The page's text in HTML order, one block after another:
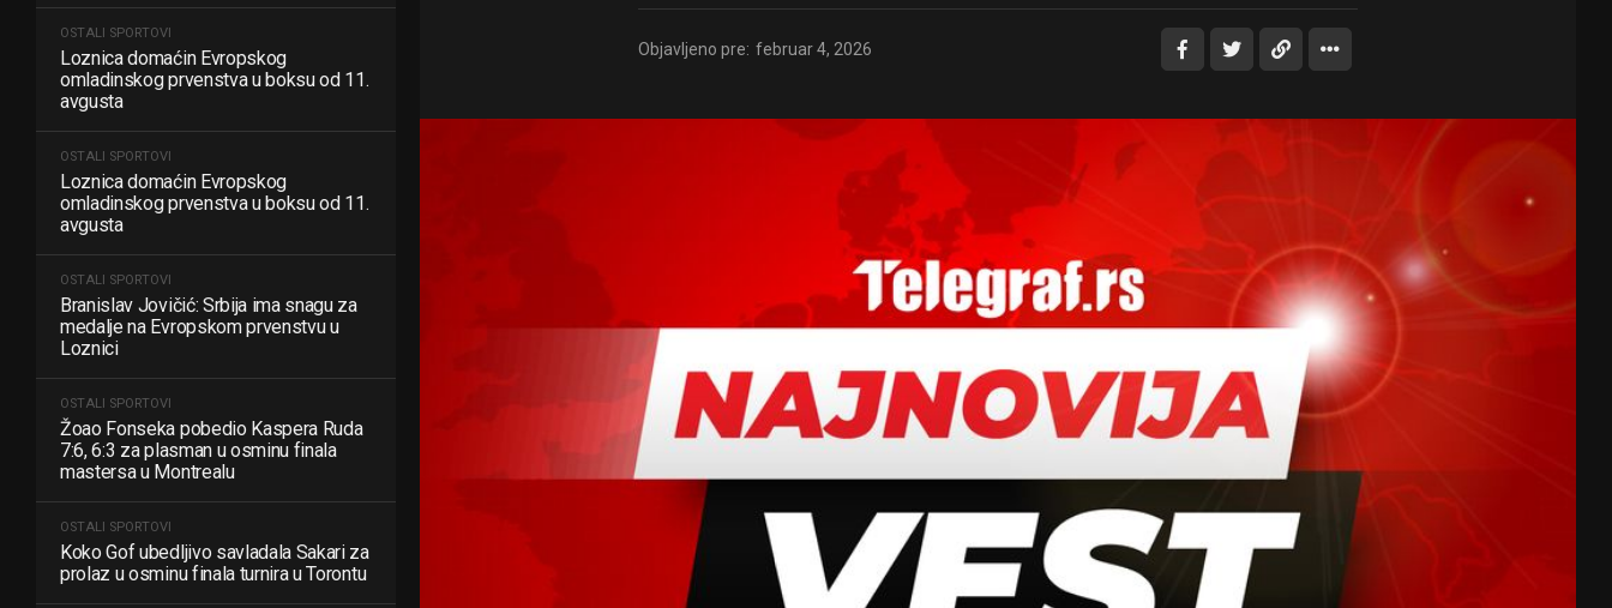
OSTALI SPORTOVI
Loznica domaćin Evropskog
omladinskog prvenstva u boksu od 11.
avgusta
OSTALI SPORTOVI
Loznica domaćin Evropskog
omladinskog prvenstva u boksu od 11.
avgusta
OSTALI SPORTOVI
Branislav Jovičić: Srbija ima snagu za
medalje na Evropskom prvenstvu u
Loznici
OSTALI SPORTOVI
Žoao Fonseka pobedio Kaspera Ruda
7:6, 6:3 za plasman u osminu finala
mastersa u Montrealu
OSTALI SPORTOVI
Koko Gof ubedljivo savladala Sakari za
prolaz u osminu finala turnira u Torontu
Objavljeno pre: februar 4, 2026